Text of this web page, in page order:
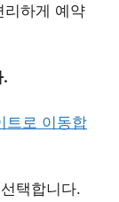
리하게 예약
.
트로 이동합
택합니다.